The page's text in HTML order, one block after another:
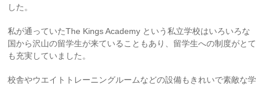
した。
私が通っていたThe Kings Academy という私立学校はいろいろな
国から沢山の留学生が来ていることもあり、留学生への制度がとて
も充実していました。
校舎やウエイトトレーニングルームなどの設備もきれいで素敵な学